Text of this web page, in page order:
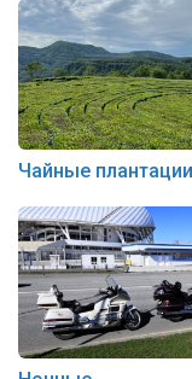
Чайные плантации